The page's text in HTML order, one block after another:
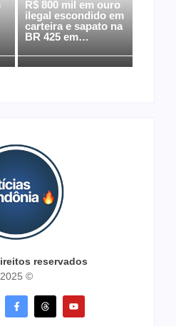
R$ 800 mil em ouro
ilegal escondido em
carteira e sapato na
BR 425 em…
reservados
2025 ©